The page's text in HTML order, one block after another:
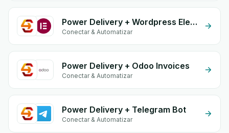
Power Delivery + Wordpress Elementor
Conectar & Automatizar
Power Delivery + Odoo Invoices
Conectar & Automatizar
Power Delivery + Telegram Bot
Conectar & Automatizar